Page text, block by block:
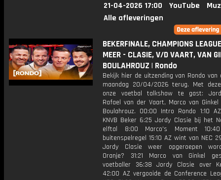
21-04-2026 17:00 YouTube
Alle afleveringen
BEKERFINALE, CHAMPIONS
MEER - CLASIE, V/D VAART, VAN
BOULAHROUZ | Rondo
Bekijk hier de uitzending van Rondo van
maandag 20/04/2026 terug. Met
onze voetbal talkshow te gast:
Rafael van der Vaart, Marco van Ginkel
Boulahrouz. 00:00 Intro Rondo 1:10
KNVB Beker 6:25 Jordy Clasie bij het
elftal 8:00 Marco's Moment
buitenspelregel 15:10 AZ wint van NEC
Jordy Clasie weer opgeroepen
Oranje? 31:21 Marco van Ginkel
voetballer 36:38 Jordy Clasie over
42:00 AZ vergooide de Conference